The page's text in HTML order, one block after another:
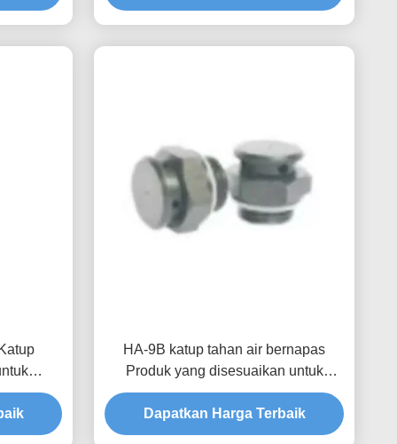
Optimal
HA-9B katup tahan air bernapas
Produk yang disesuaikan untuk
elektronik konsumen dan
Waterproofing Tingkat IP68
Dapatkan Harga Terbaik